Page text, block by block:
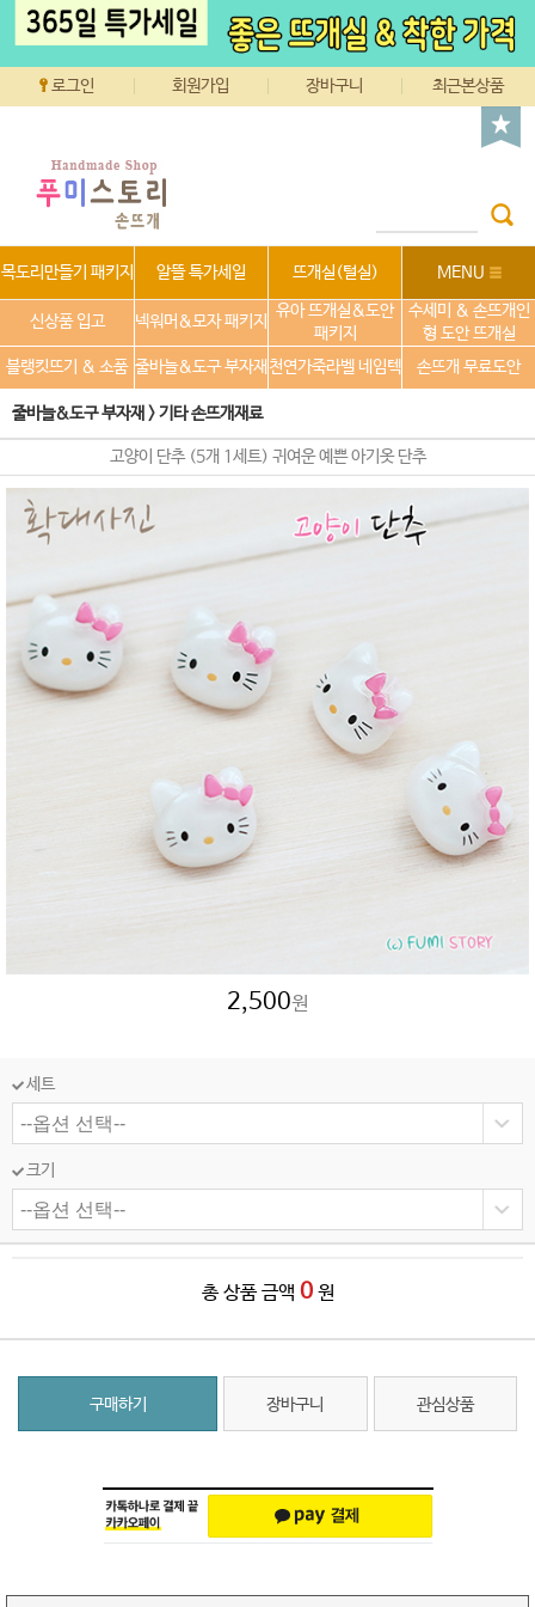
로그인 회원가입 장바구니 최근본상품
목도리만들기 패키지 알뜰 특가세일 뜨개실(털실) MENU
신상품 입고 넥워머&모자 패키지
유아 뜨개실&도안
패키지
수세미 & 손뜨개인
형 도안 뜨개실
블랭킷뜨기 & 소품 줄바늘&도구 부자재 천연가죽라벨 네임텍 손뜨개 무료도안
줄바늘&도구 부자재 >기타 손뜨개재료
고양이 단추 (5개 1세트) 귀여운 예쁜 아기옷 단추
2,500원
세트
크기
총 상품 금액 0 원
구매하기 장바구니 관심상품